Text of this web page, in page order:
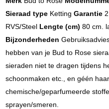
Sieraad typeKetting Garantie
RVS/Steel Lengte (cm) 80 cm.
Bijzonderheden
hebben van je Bud to Rose
sieraden niet te dragen tijdens
schoonmaken etc., en géén
chemische/geparfumeerde
sprayen/smeren.